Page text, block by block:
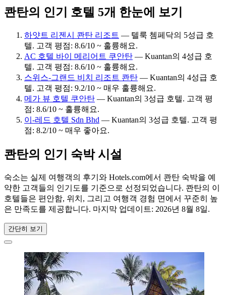
콴탄의 인기 호텔 5개 한눈에 보기
하얏트 리젠시 콴탄 리조트 — 텔룩 쳄페닥의 5성급 호
텔. 고객 평점: 8.6/10 ~ 훌륭해요.
AC 호텔 바이 메리어트 쿠안탄 — Kuantan의 4성급 호
텔. 고객 평점: 8.6/10 ~ 훌륭해요.
스위스-그랜드 비치 리조트 콴탄 — Kuantan의 4성급 호
텔. 고객 평점: 9.2/10 ~ 매우 훌륭해요.
메가 뷰 호텔 쿠안탄 — Kuantan의 3성급 호텔. 고객 평
점: 8.6/10 ~ 훌륭해요.
이-레드 호텔 Sdn Bhd — Kuantan의 3성급 호텔. 고객 평
점: 8.2/10 ~ 매우 좋아요.
콴탄의 인기 숙박 시설
숙소는 실제 여행객의 후기와 Hotels.com에서 콴탄 숙박을 예
약한 고객들의 인기도를 기준으로 선정되었습니다. 콴탄의 이
호텔들은 편안함, 위치, 그리고 여행객 경험 면에서 꾸준히 높
은 만족도를 제공합니다. 마지막 업데이트: 2026년 8월 8일.
간단히 보기